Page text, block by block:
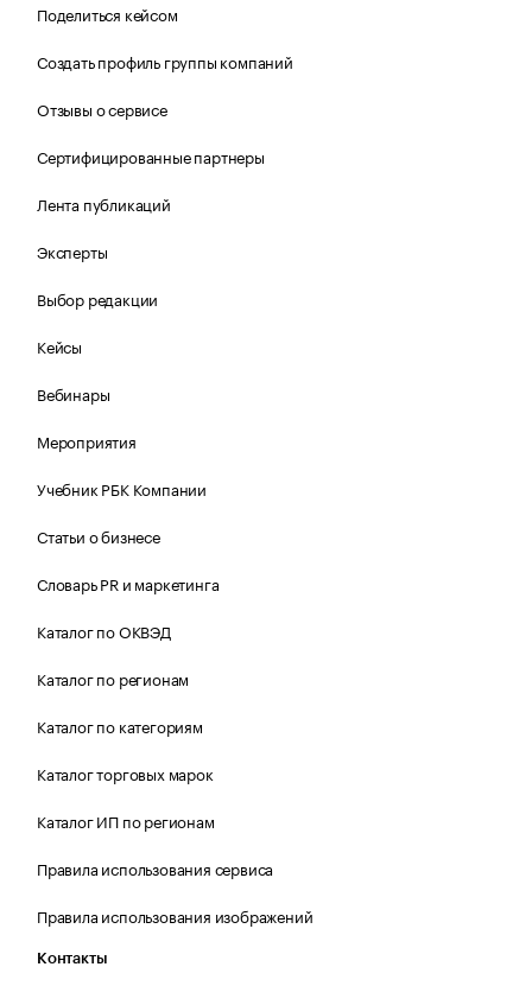
Поделиться кейсом
Создать профиль группы компаний
Отзывы о сервисе
Сертифицированные партнеры
Лента публикаций
Эксперты
Выбор редакции
Кейсы
Вебинары
Мероприятия
Учебник РБК Компании
Статьи о бизнесе
Словарь PR и маркетинга
Каталог по ОКВЭД
Каталог по регионам
Каталог по категориям
Каталог торговых марок
Каталог ИП по регионам
Правила использования сервиса
Правила использования изображений
Контакты